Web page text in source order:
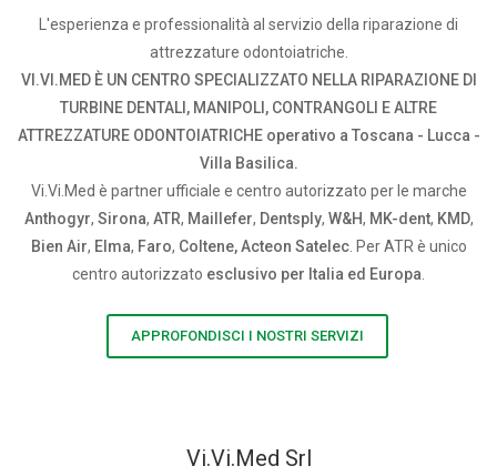
L'esperienza e professionalità al servizio della riparazione di
attrezzature odontoiatriche.
VI.VI.MED È UN CENTRO SPECIALIZZATO NELLA RIPARAZIONE DI
TURBINE DENTALI, MANIPOLI, CONTRANGOLI E ALTRE
ATTREZZATURE ODONTOIATRICHE operativo a Toscana - Lucca -
Villa Basilica.
Vi.Vi.Med è partner ufficiale e centro autorizzato per le marche
Anthogyr, Sirona, ATR, Maillefer, Dentsply, W&H, MK-dent, KMD,
Bien Air, Elma, Faro, Coltene, Acteon Satelec. Per ATR è unico
centro autorizzato esclusivo per Italia ed Europa
APPROFONDISCI I NOSTRI SERVIZI
Vi.Vi.Med Srl